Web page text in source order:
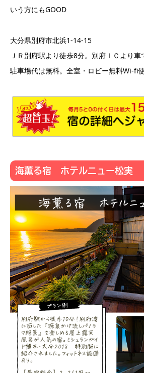
いう方にもGOOD
大分県別府市北浜1-14-15
ＪＲ別府駅より徒歩8分。別府ＩＣより車
駐車場代は無料。全室・ロビー無料Wi-fi
海薫る宿 ホテルニュー松実